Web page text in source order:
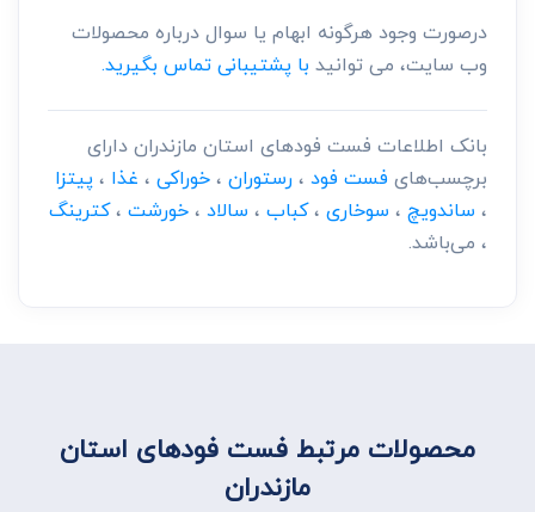
درصورت وجود هرگونه ابهام یا سوال درباره محصولات
وب سایت، می توانید با پشتیبانی تماس بگیرید.
بانک اطلاعات فست فود‌های استان مازندران دارای
برچسب‌های فست فود ،رستوران ،خوراکی ، غذا ،پیتزا
، ساندویچ ، سوخاری ،کباب ، سالاد ،خورشت ،کترینگ
، می‌باشد.
محصولات مرتبط فست فود‌های استان
مازندران